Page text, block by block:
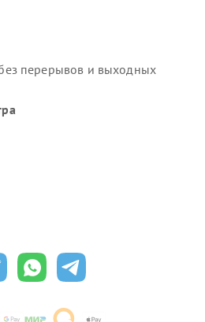
перерывов и выходных